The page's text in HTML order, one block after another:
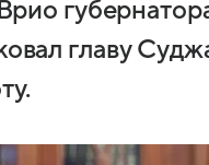
главу